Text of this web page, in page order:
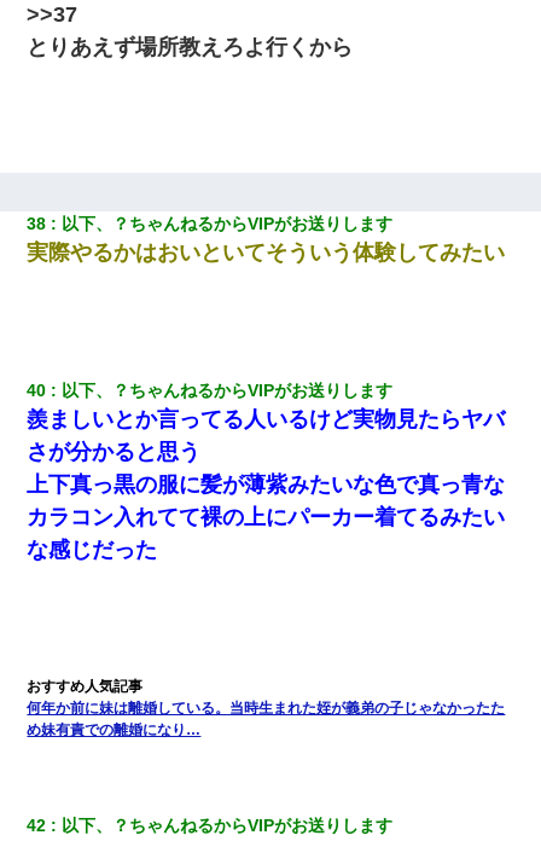
>>37
とりあえず場所教えろよ行くから
38 以下、？ちゃんねるからVIPがお送りします
実際やるかはおいといてそういう体験してみたい
40 以下、？ちゃんねるからVIPがお送りします
羨ましいとか言ってる人いるけど実物見たらヤバ
さが分かると思う
上下真っ黒の服に髪が薄紫みたいな色で真っ青な
カラコン入れてて裸の上にパーカー着てるみたい
な感じだった
何年か前に妹は離婚している。当時生まれた姪が義弟の子じゃなかったた
め妹有責での離婚になり…
42 以下、？ちゃんねるからVIPがお送りします